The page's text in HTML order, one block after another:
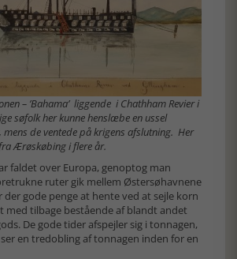
– ’Bahama’ liggende i Chathham Revier i
søfolk her kunne henslæbe en ussel
de ventede på krigens afslutning. Her
Ærøskøbing i flere år.
faldet over Europa, genoptog man
ruter gik mellem Østersøhavnene
der gode penge at hente ved at sejle korn
med tilbage bestående af blandt andet
De gode tider afspejler sig i tonnagen,
en tredobling af tonnagen inden for en